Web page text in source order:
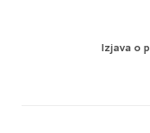
Izjava o